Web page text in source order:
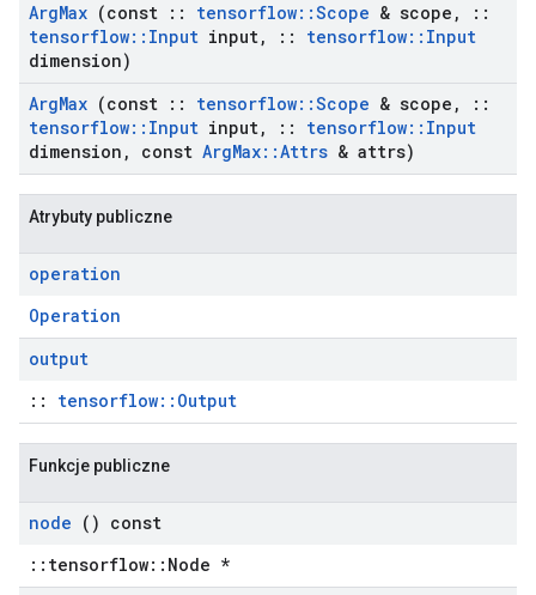
ArgMax (const :: tensorflow::Scope & scope ,
::
tensorflow:: Input input, :: tensorflow:: Input
dimension)
ArgMax (const :: tensorflow::Scope & scope ,
::
tensorflow:: Input input, :: tensorflow:: Input
dimension , const ArgMax::Attrs & attrs)
Atrybuty publiczne
operation
Operation
output
:: tensorflow::Output
Funkcje publiczne
node () const
::tensorflow::Node *